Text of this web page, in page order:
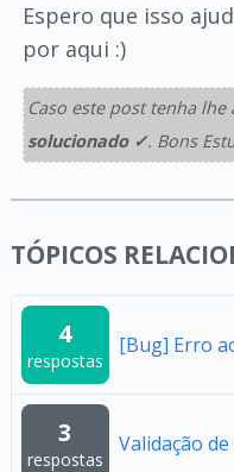
Espero que isso
por aqui :)
Caso este post tenha
solucionado ✓. Bons
TÓPICOS
4
respostas
[Bug] Erro
3
respostas
Validação